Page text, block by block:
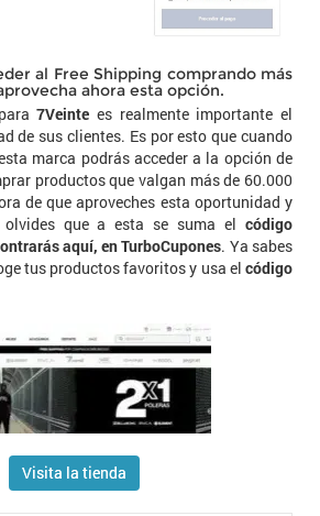
al Free Shipping comprando más
ahora esta opción.
7Veinte es realmente importante el
de sus clientes. Es por esto que cuando
marca podrás acceder a la opción de
productos que valgan más de 60.000
de que aproveches esta oportunidad y
olvides que a esta se suma el código
aquí, en TurboCupones. Ya sabes
tus productos favoritos y usa el código
Visita la tienda